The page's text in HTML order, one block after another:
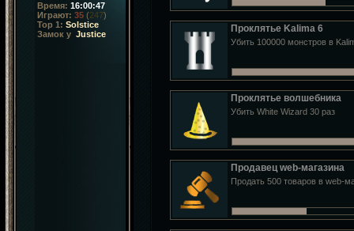
Время: 16:00:48
Играют: 35 (247)
Top 1: Solstice
Замок у Justice Проклятье Kalima 6
Убить 100000 монстров в
Проклятье волшебника
Убить White Wizard 30 раз
Продавец web-магазина
Продать 500 товаров в web-